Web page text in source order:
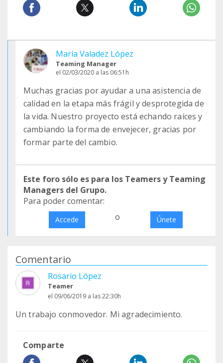
María Valadez López
Teaming Manager
el 02/03/2020 a las 06:51h
Muchas gracias por ayudar a una asistencia de
calidad en la etapa más frágil y desprotegida de
la vida. Nuestro proyecto está echando raíces y
cambiando la forma de envejecer, gracias por
formar parte del cambio.
Este foro sólo es para los Teamers y Teaming
Managers del Grupo.
Para poder comentar:
Accede o Únete
Comentario
Rosario López
Teamer
el 09/06/2019 a las 22:30h
Un trabajo conmovedor. Mi agradecimiento.
Comparte